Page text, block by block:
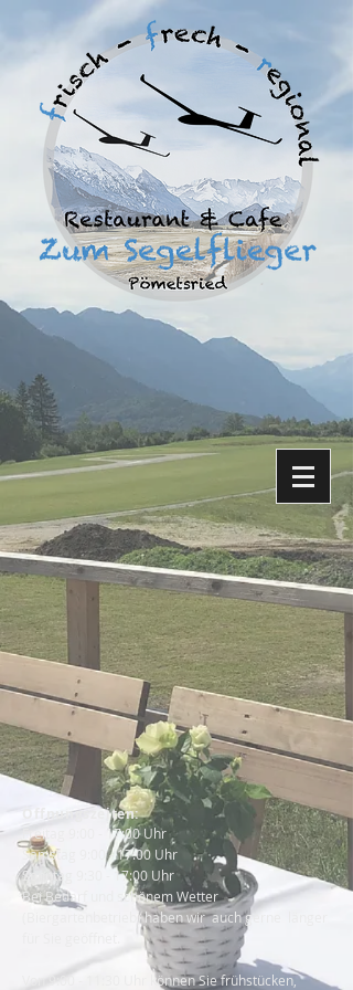
Öffnungszeiten:
Freitag 9:00 - 17:00 Uhr
Samstag 9:00 - 17:00 Uhr
Sonntag 9:30 - 17:00 Uhr
Bei Bedarf und schönem Wetter
(Biergartenbetrieb) haben wir auch gerne länger
Von 9:00 - 11:30 Uhr können Sie frühstücken,